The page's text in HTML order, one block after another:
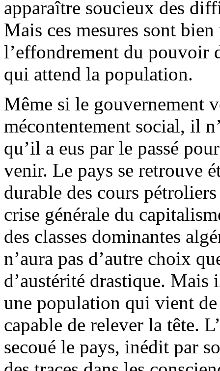
apparaître soucieux des
Mais ces mesures sont
l’effondrement du pouvoir
qui attend la population.
Même si le gouvernement
mécontentement social, il
qu’il a eus par le passé
venir. Le pays se retrouve
durable des cours
crise générale du
des classes dominantes
n’aura pas d’autre choix
d’austérité drastique.
une population qui vient
capable de relever la tête.
secoué le pays, inédit par